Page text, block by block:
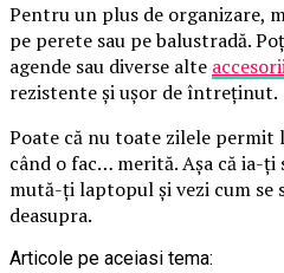
Pentru un plus de organizare,
pe perete sau pe balustradă.
agende sau diverse alte
rezistente și ușor de întreținut.
Poate că nu toate zilele permit
când o fac… merită. Așa că ia-
mută-ți laptopul și vezi cum se
deasupra.
Articole pe aceiasi tema: